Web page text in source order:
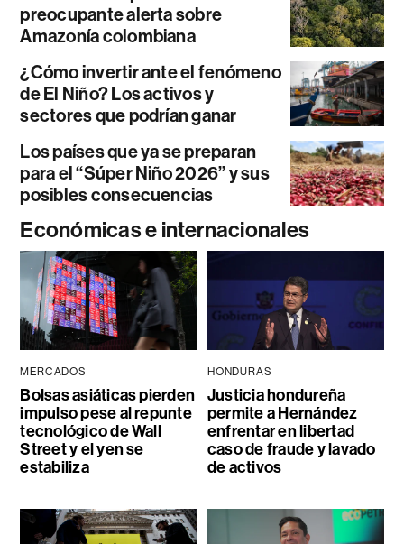
preocupante alerta sobre
Amazonía colombiana
¿Cómo invertir ante el fenómeno
de El Niño? Los activos y
sectores que podrían ganar
Los países que ya se preparan
para el “Súper Niño 2026” y sus
posibles consecuencias
Económicas e internacionales
MERCADOS
Bolsas asiáticas pierden
impulso pese al repunte
tecnológico de Wall
Street y el yen se
estabiliza
HONDURAS
Justicia hondureña
permite a Hernández
enfrentar en libertad
caso de fraude y lavado
de activos